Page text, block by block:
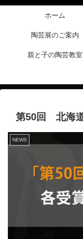
ホーム
陶芸展のご案内
親と子の陶芸教室
第50回 北海
NEWS